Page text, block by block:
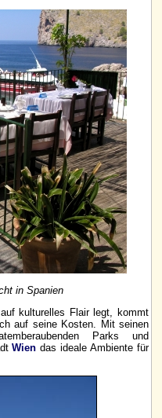
in Spanien
kulturelles Flair legt, kommt
auf seine Kosten. Mit seinen
Parks und
Wien das ideale Ambiente für